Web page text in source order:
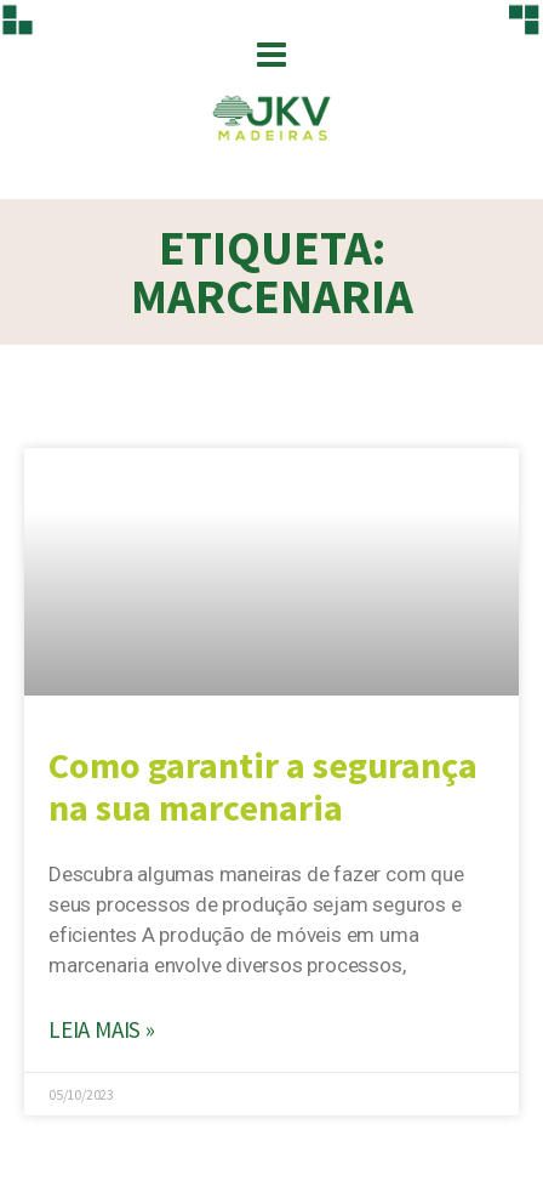
ETIQUETA:
MARCENARIA
Como garantir a segurança
na sua marcenaria
Descubra algumas maneiras de fazer com que
seus processos de produção sejam seguros e
eficientes A produção de móveis em uma
marcenaria envolve diversos processos,
LEIA MAIS »
05/10/2023